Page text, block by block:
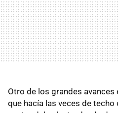
Otro de los grandes avances
que hacía las veces de techo